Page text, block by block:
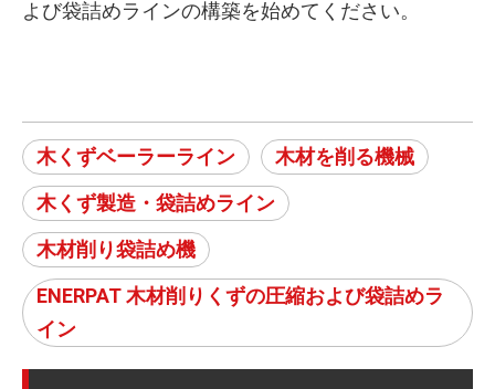
よび袋詰めラインの構築を始めてください。
木くずベーラーライン
木材を削る機械
木くず製造・袋詰めライン
木材削り袋詰め機
ENERPAT 木材削りくずの圧縮および袋詰めラ
イン